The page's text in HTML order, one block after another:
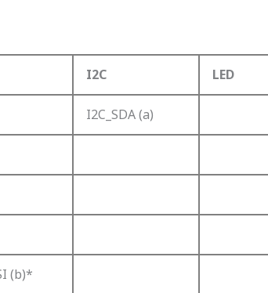
I2C LED
I2C_SDA (a)
(b)*